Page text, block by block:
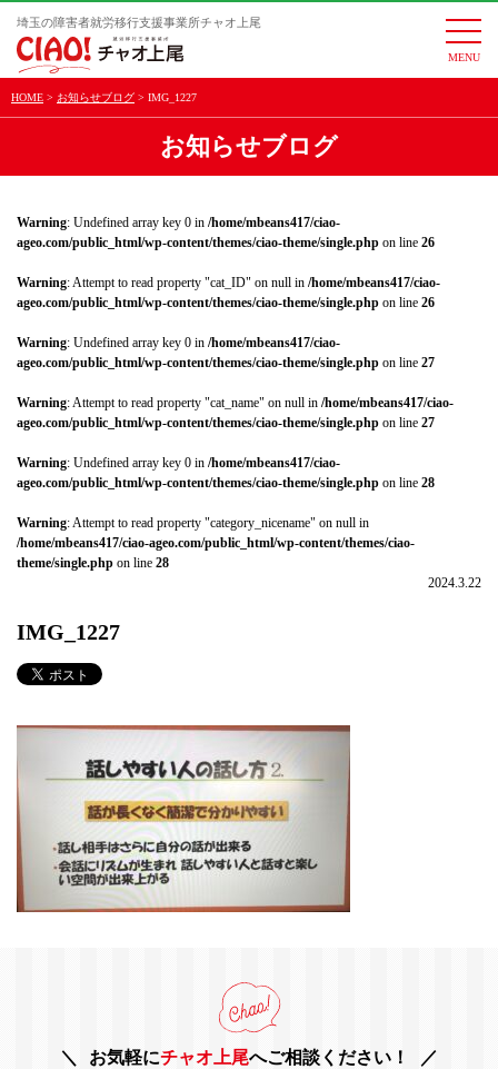
埼玉の障害者就労移行支援事業所チャオ上尾
HOME お知らせブログ IMG_1227
お知らせブログ
Warning: Undefined array key 0 in /home/mbeans417/ciao-
ageo.com/public_html/wp-content/themes/ciao-theme/single.php on line 26
Warning: Attempt to read property "cat_ID" on null in /home/mbeans417/ciao-
ageo.com/public_html/wp-content/themes/ciao-theme/single.php on line 26
Warning: Undefined array key 0 in /home/mbeans417/ciao-
ageo.com/public_html/wp-content/themes/ciao-theme/single.php on line 27
Warning: Attempt to read property "cat_name" on null in /home/mbeans417/ciao-
ageo.com/public_html/wp-content/themes/ciao-theme/single.php on line 27
Warning: Undefined array key 0 in /home/mbeans417/ciao-
ageo.com/public_html/wp-content/themes/ciao-theme/single.php on line 28
Warning: Attempt to read property "category_nicename" on null in
/home/mbeans417/ciao-ageo.com/public_html/wp-content/themes/ciao-
theme/single.php on line 28
2024.3.22
IMG_1227
お気軽にチャオ上尾へご相談ください！